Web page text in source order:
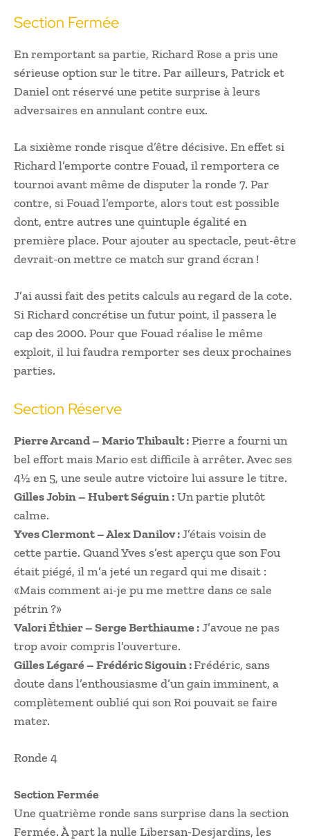
Section Fermée
En remportant sa partie, Richard Rose a pris une
sérieuse option sur le titre. Par ailleurs, Patrick et
Daniel ont réservé une petite surprise à leurs
adversaires en annulant contre eux.
La sixième ronde risque d’être décisive. En effet si
Richard l’emporte contre Fouad, il remportera ce
tournoi avant même de disputer la ronde 7. Par
contre, si Fouad l’emporte, alors tout est possible
dont, entre autres une quintuple égalité en
première place. Pour ajouter au spectacle, peut-être
devrait-on mettre ce match sur grand écran !
J’ai aussi fait des petits calculs au regard de la cote.
Si Richard concrétise un futur point, il passera le
cap des 2000. Pour que Fouad réalise le même
exploit, il lui faudra remporter ses deux prochaines
parties.
Section Réserve
Pierre Arcand – Mario Thibault :Pierre a fourni un
bel effort mais Mario est difficile à arrêter. Avec ses
4½ en 5, une seule autre victoire lui assure le titre.
Gilles Jobin – Hubert Séguin :Un partie plutôt
calme.
Yves Clermont – Alex Danilov :J’étais voisin de
cette partie. Quand Yves s’est aperçu que son Fou
était piégé, il m’a jeté un regard qui me disait :
«Mais comment ai-je pu me mettre dans ce sale
pétrin ?»
Valori Éthier – Serge Berthiaume :J’avoue ne pas
trop avoir compris l’ouverture.
Gilles Légaré – Frédéric Sigouin :Frédéric, sans
doute dans l’enthousiasme d’un gain imminent, a
complètement oublié qui son Roi pouvait se faire
mater.
Ronde 4
Section Fermée
Une quatrième ronde sans surprise dans la section
Fermée. À part la nulle Libersan-Desjardins, les